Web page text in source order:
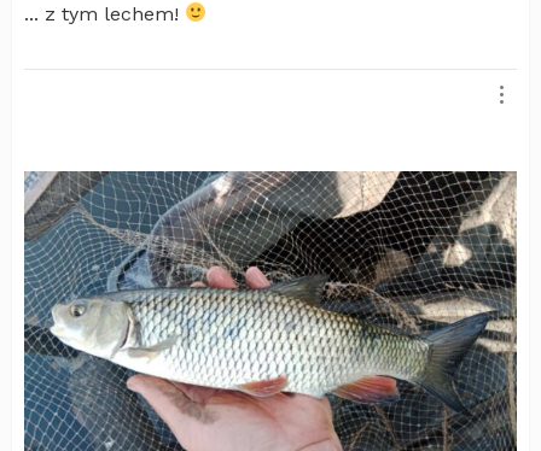
... z tym lechem!